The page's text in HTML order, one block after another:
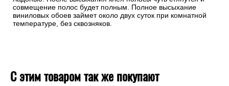
совмещение полос будет полным. Полное высыхание
виниловых обоев займет около двух суток при комнатной
температуре, без сквозняков.
С этим товаром так же покупают